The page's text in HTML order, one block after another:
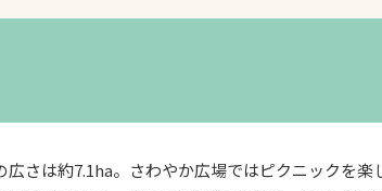
広さは約7.1ha。さわやか広場ではピクニックを